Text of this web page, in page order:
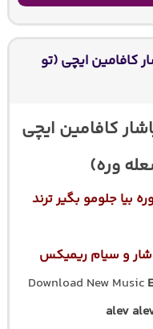
کافامین ایچی (تو
کافامین ایچی
وره)
بیا جلومو بگیر ترند
Download New Music
alev